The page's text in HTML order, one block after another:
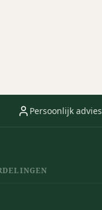
Persoonlijk advies